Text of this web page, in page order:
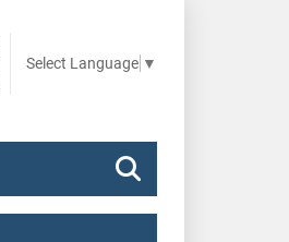
Select Language ▼